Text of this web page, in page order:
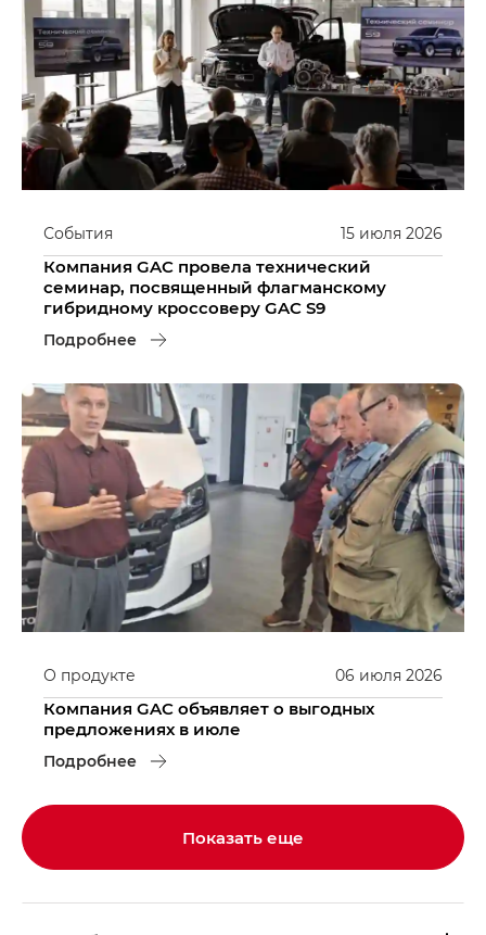
15 июля 2026
События
Компания GAC провела технический
семинар, посвященный флагманскому
гибридному кроссоверу GAC S9
Подробнее
06 июля 2026
О продукте
Компания GAC объявляет о выгодных
предложениях в июле
Подробнее
Показать еще